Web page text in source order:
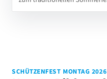
SCHÜTZENFEST MONTAG 2026